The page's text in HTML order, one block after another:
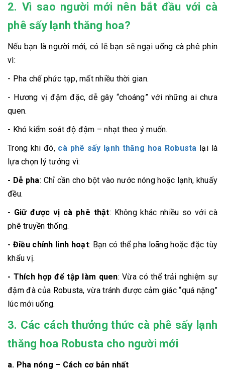
2. Vì sao người mới nên bắt đầu với cà
phê sấy lạnh thăng hoa?
Nếu bạn là người mới, có lẽ bạn sẽ ngại uống cà phê phin
vì:
- Pha chế phức tạp, mất nhiều thời gian.
- Hương vị đậm đặc, dễ gây “choáng” với những ai chưa
quen.
- Khó kiểm soát độ đậm – nhạt theo ý muốn.
Trong khi đó, cà phê sấy lạnh thăng hoa Robusta lại là
lựa chọn lý tưởng vì:
- Dễ pha: Chỉ cần cho bột vào nước nóng hoặc lạnh, khuấy
đều.
- Giữ được vị cà phê thật: Không khác nhiều so với cà
phê truyền thống.
- Điều chỉnh linh hoạt: Bạn có thể pha loãng hoặc đặc tùy
khẩu vị.
- Thích hợp để tập làm quen: Vừa có thể trải nghiệm sự
đậm đà của Robusta, vừa tránh được cảm giác “quá nặng”
lúc mới uống.
3. Các cách thưởng thức cà phê sấy lạnh
thăng hoa Robusta cho người mới
a. Pha nóng – Cách cơ bản nhất